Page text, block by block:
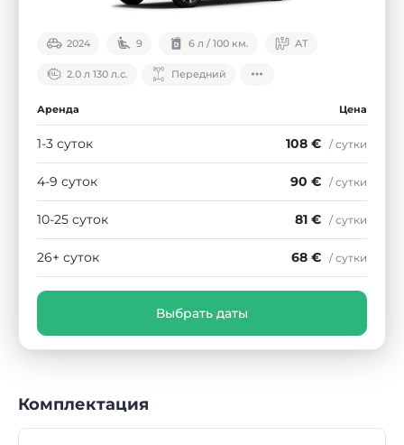
2024 9 6 л / 100 км. АТ
2.0 л 130 л.с. Передний
Аренда Цена
1-3 суток 108 € / сутки
4-9 суток 90 € / сутки
10-25 суток 81 € / сутки
26+ суток 68 € / сутки
Выбрать даты
Комплектация